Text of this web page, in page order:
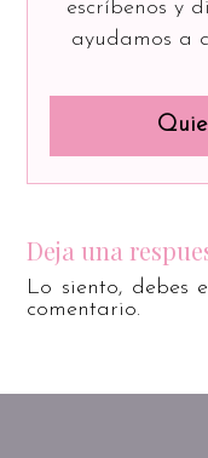
escríbenos y
ayudamos a
Deja una
Lo siento, debes
comentario.